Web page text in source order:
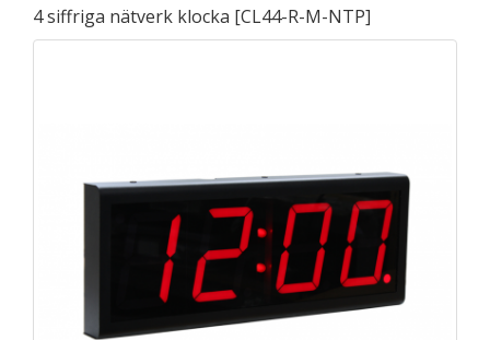
4 siffriga nätverk klocka [CL44-R-M-NTP]